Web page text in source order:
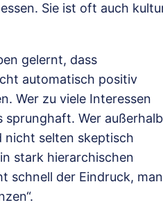
Sie ist oft auch
gelernt, dass
automatisch positiv
Wer zu viele Interessen
sprunghaft. Wer außerhalb
nicht selten skeptisch
stark hierarchischen
schnell der Eindruck, man